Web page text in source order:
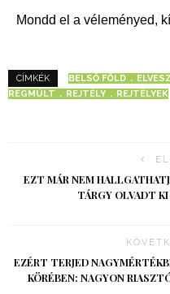
Mondd el a véleményed,
CÍMKÉK BELSŐ FÖLD
RÉGMÚLT
REJTÉLY REJTÉLYEK
EZT MÁR NEM
TÁRGY OLVADT
EZÉRT TERJED
KÖRÉBEN: NAGYON